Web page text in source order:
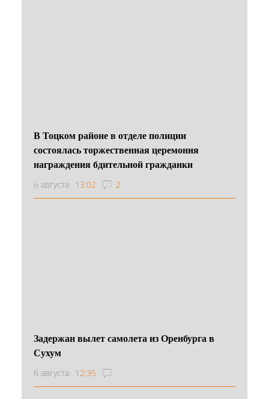
В Тоцком районе в отделе полиции
состоялась торжественная церемония
награждения бдительной гражданки
6 августа 13:02 2
Задержан вылет самолета из Оренбурга в
Сухум
6 августа 12:35